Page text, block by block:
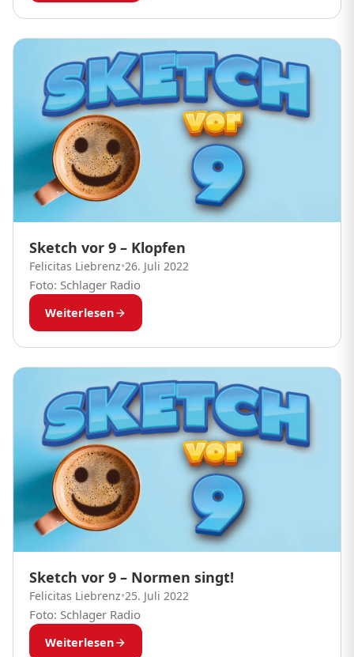
Sketch vor 9 – Klopfen
Felicitas Liebrenz•26. Juli 2022
Foto: Schlager Radio
Weiterlesen
Sketch vor 9 – Normen singt!
Felicitas Liebrenz•25. Juli 2022
Foto: Schlager Radio
Weiterlesen